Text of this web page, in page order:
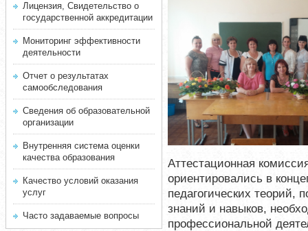
Лицензия, Свидетельство о
государственной аккредитации
Мониторинг эффективности
деятельности
Отчет о результатах
самообследования
Сведения об образовательной
организации
Внутренняя система оценки
качества образования
Качество условий оказания
услуг
Часто задаваемые вопросы
Аттестационная
ориентировались в
педагогических теорий,
знаний и навыков,
профессиональной